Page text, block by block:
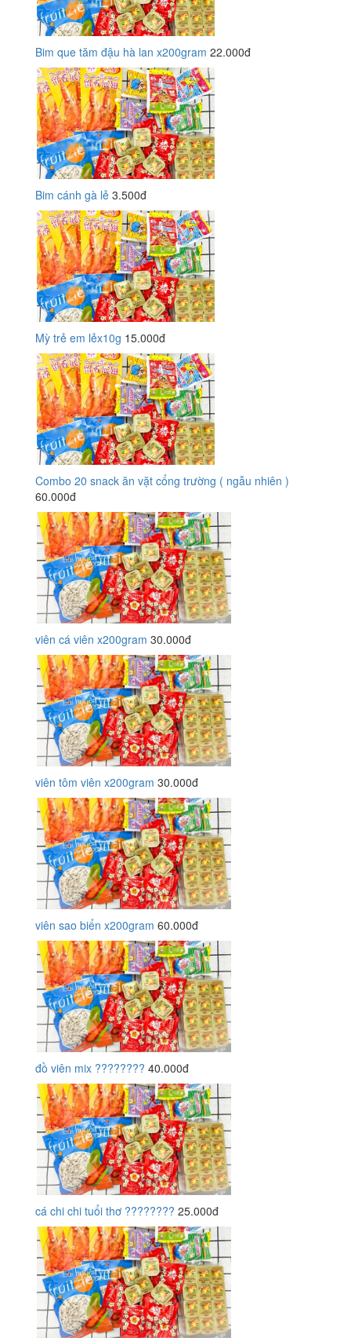
Bim que tăm đậu hà lan x200gram 22.000đ
Bim cánh gà lẻ 3.500đ
Mỳ trẻ em lẻx10g 15.000đ
Combo 20 snack ăn vặt cổng trường ( ngẫu nhiên )
60.000đ
viên cá viên x200gram 30.000đ
viên tôm viên x200gram 30.000đ
viên sao biển x200gram 60.000đ
đồ viên mix ???????? 40.000đ
cá chi chi tuổi thơ ???????? 25.000đ